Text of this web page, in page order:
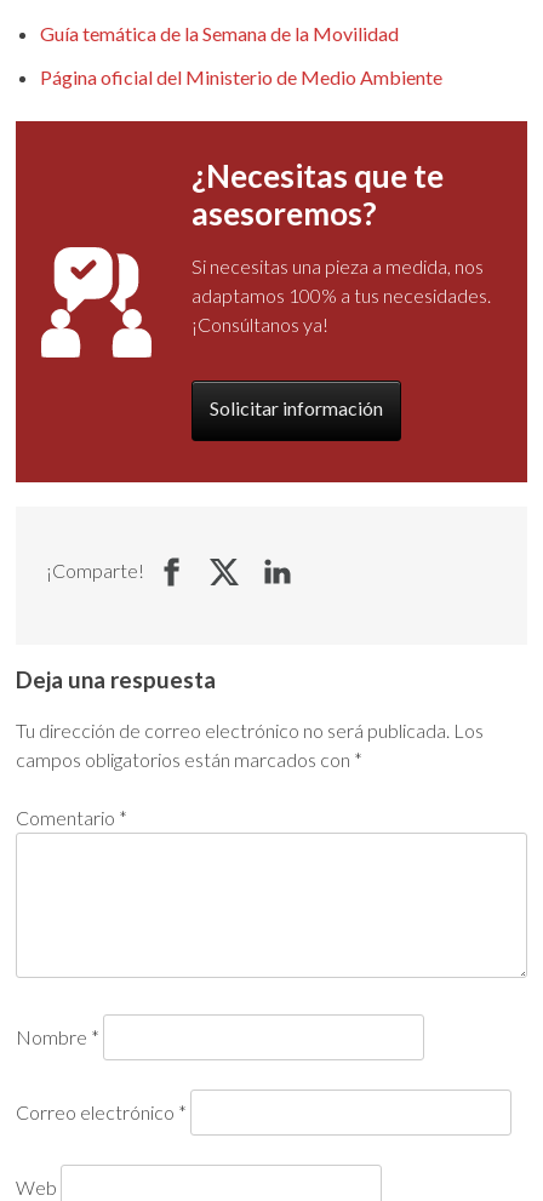
Guía temática de la Semana de la Movilidad
Página oficial del Ministerio de Medio Ambiente
¿Necesitas que te
asesoremos?
Si necesitas una pieza a medida, nos
adaptamos 100% a tus necesidades.
¡Consúltanos ya!
Solicitar información
¡Comparte!
Deja una respuesta
Tu dirección de correo electrónico no será publicada. Los
campos obligatorios están marcados con *
Comentario *
Nombre *
Correo electrónico *
Web